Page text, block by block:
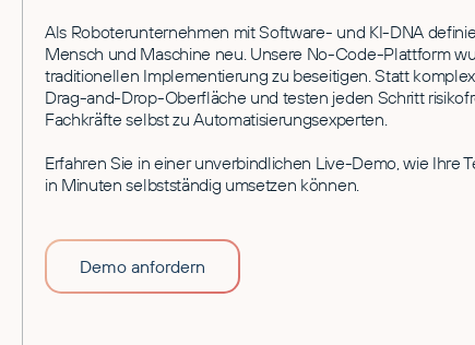
Als Roboterunternehmen mit Software- und KI-DNA
Mensch und Maschine neu. Unsere No-Code-Plattform
traditionellen Implementierung zu beseitigen. Statt
Drag-and-Drop-Oberfläche und testen jeden Schritt
Fachkräfte selbst zu Automatisierungsexperten.
Erfahren Sie in einer unverbindlichen Live-Demo, wie Ihre
in Minuten selbstständig umsetzen können.
Demo anfordern